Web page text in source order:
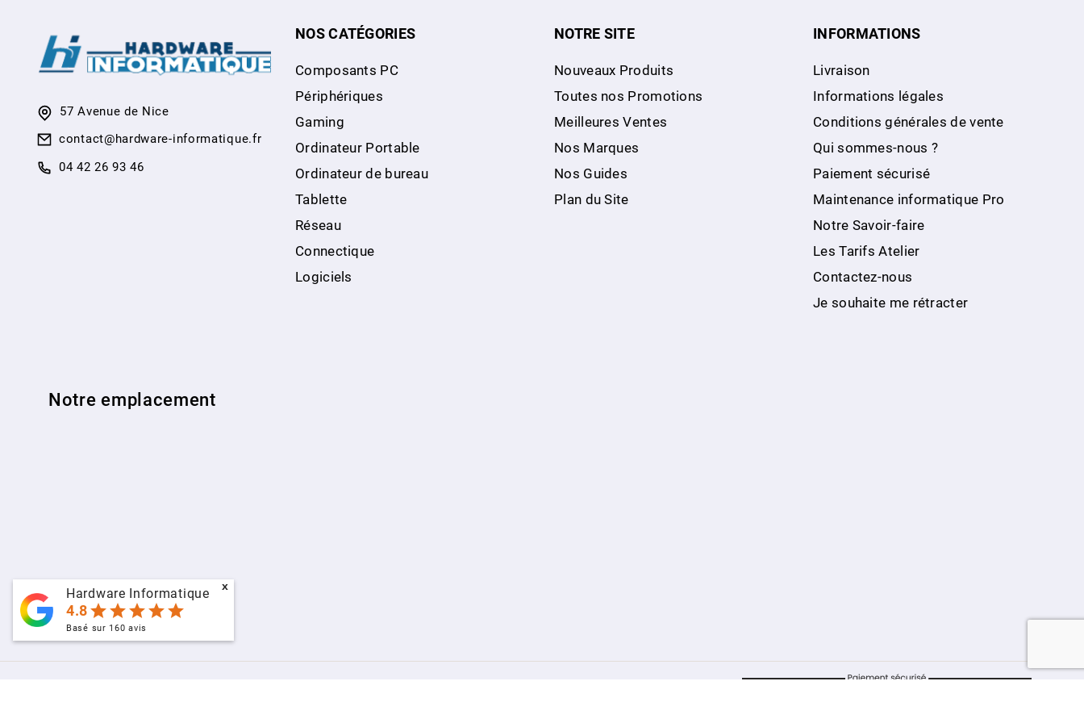
57 Avenue de Nice
contact@hardware-informatique.fr
04 42 26 93 46
NOS CATÉGORIES
Composants PC
Périphériques
Gaming
Ordinateur Portable
Ordinateur de bureau
Tablette
Réseau
Connectique
Logiciels
NOTRE SITE
Nouveaux Produits
Toutes nos Promotions
Meilleures Ventes
Nos Marques
Nos Guides
Plan du Site
INFORMATIONS
Livraison
Informations légales
Conditions générales de vente
Qui sommes-nous ?
Paiement sécurisé
Maintenance informatique Pro
Notre Savoir-faire
Les Tarifs Atelier
Contactez-nous
Je souhaite me rétracter
Notre emplacement
Hardware Informatique
4.8 starstarstarstarstar
Basé sur 160 avis
x